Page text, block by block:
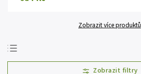
Zobrazit více produktů
Doporučujeme